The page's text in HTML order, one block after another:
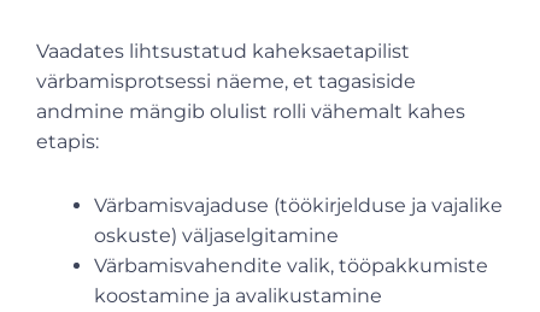
Vaadates lihtsustatud kaheksaetapilist
värbamisprotsessi näeme, et tagasiside
andmine mängib olulist rolli vähemalt kahes
etapis:
Värbamisvajaduse (töökirjelduse ja vajalike
oskuste) väljaselgitamine
Värbamisvahendite valik, tööpakkumiste
koostamine ja avalikustamine